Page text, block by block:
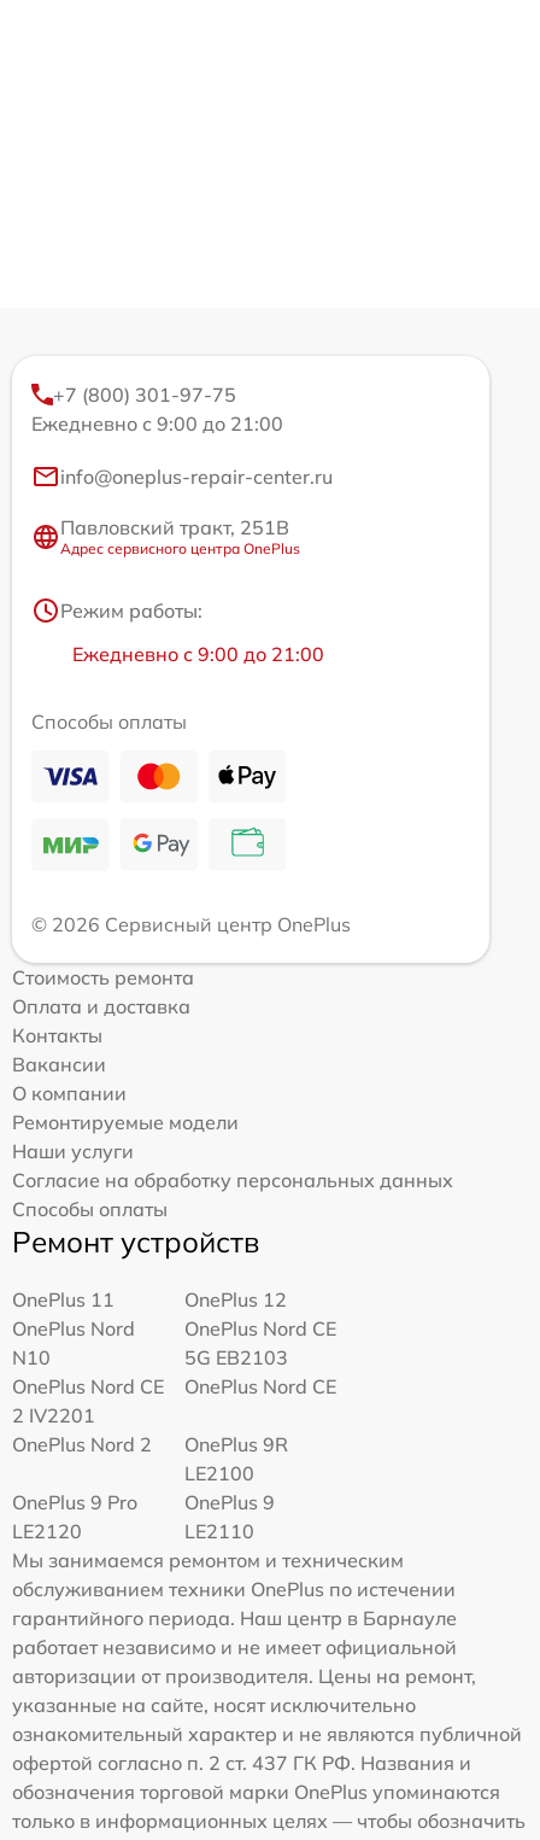
+7 (800) 301-97-75
Ежедневно с 9:00 до 21:00
info@oneplus-repair-center.ru
Павловский тракт, 251В
Адрес сервисного центра OnePlus
Режим работы:
Ежедневно с 9:00 до 21:00
Способы оплаты
© 2026 Сервисный центр OnePlus
Стоимость ремонта
Оплата и доставка
Контакты
Вакансии
О компании
Ремонтируемые модели
Наши услуги
Согласие на обработку персональных данных
Способы оплаты
Ремонт устройств
OnePlus 11
OnePlus 12
OnePlus Nord
N10
OnePlus Nord CE
5G EB2103
OnePlus Nord CE
2 IV2201
OnePlus Nord CE
OnePlus Nord 2
OnePlus 9R
LE2100
OnePlus 9 Pro
LE2120
OnePlus 9
LE2110
Мы занимаемся ремонтом и техническим
обслуживанием техники OnePlus по истечении
гарантийного периода. Наш центр в Барнауле
работает независимо и не имеет официальной
авторизации от производителя. Цены на ремонт,
указанные на сайте, носят исключительно
ознакомительный характер и не являются публичной
офертой согласно п. 2 ст. 437 ГК РФ. Названия и
обозначения торговой марки OnePlus упоминаются
только в информационных целях — чтобы обозначить